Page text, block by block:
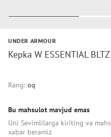
UNDER ARMOUR
Kepka W ESSENTIAL
Rang: oq
Bu mahsulot mavjud emas
Uni Sevimlilarga kiriting va
xabar beramiz